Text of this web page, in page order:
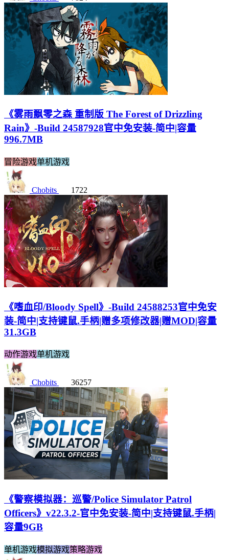
《雾雨飘零之森 重制版 The Forest of Drizzling
Rain》-Build 24587928官中免安装-简中|容量
996.7MB
冒险游戏单机游戏
Chobits 1722
《嗜血印/Bloody Spell》-Build 24588253官中免安
装-简中|支持键鼠.手柄|赠多项修改器|赠MOD|容量
31.3GB
动作游戏单机游戏
Chobits 36257
《警察模拟器：巡警/Police Simulator Patrol
Officers》v22.3.2-官中免安装-简中|支持键鼠.手柄|
容量9GB
单机游戏模拟游戏策略游戏